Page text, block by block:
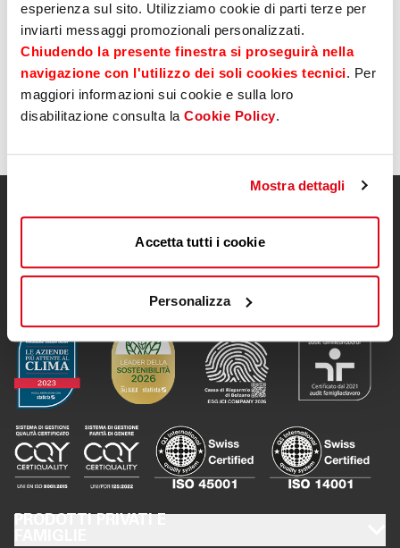
esperienza sul sito. Utilizziamo cookie di parti terze per
inviarti messaggi promozionali personalizzati.
Chiudendo la presente finestra si proseguirà nella
navigazione con l'utilizzo dei soli cookies tecnici. Per
maggiori informazioni sui cookie e sulla loro
disabilitazione consulta la Cookie Policy.
Mostra dettagli
Accetta tutti i cookie
Personalizza
Qualità di esecuzione ottenuta
nelle sedi di esecuzione
(Regolamento Delegato (UE)
2017/576)
11